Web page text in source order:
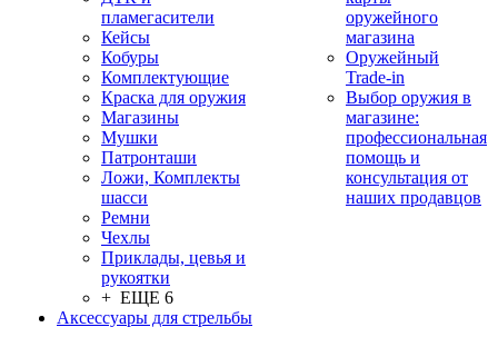
пламегасители
Кейсы
Кобуры
Комплектующие
Краска для оружия
Магазины
Мушки
Патронташи
Ложи, Комплекты
шасси
Ремни
Чехлы
Приклады, цевья и
рукоятки
+ ЕЩЕ 6
Аксессуары для стрельбы
оружейного
магазина
Оружейный
Trade-in
Выбор оружия в
магазине:
профессиональная
помощь и
консультация от
наших продавцов